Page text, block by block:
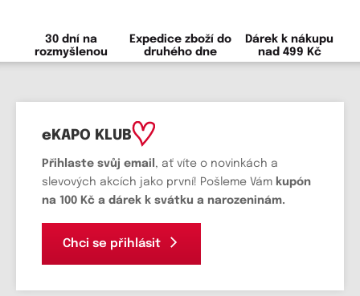
30 dní na
rozmyšlenou
Expedice zboží do
druhého dne
Dárek k nákupu
nad 499 Kč
eKAPO KLUB
Přihlaste svůj email , ať víte o novinkách a
slevových akcích jako první! Pošleme Vám kupón
na 100 Kč a dárek k svátku a narozeninám.
Chci se přihlásit